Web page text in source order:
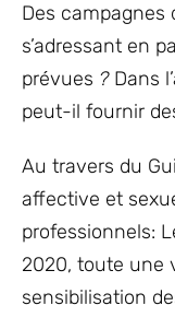
Des campagnes
s’adressant en
prévues ? Dans
peut-il fournir
Au travers du
affective et
professionnels:
2020, toute une
sensibilisation